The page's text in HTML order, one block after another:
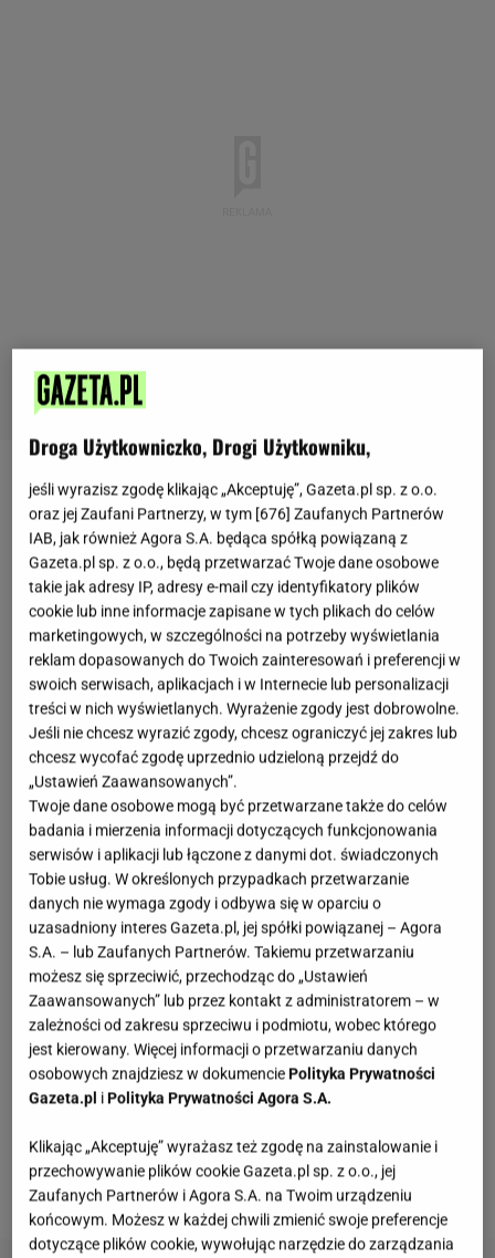
Zobacz wideo
Co to jest burrito?
Burrito to farsz zawinięty w placek tortilla. W
tradycyjnym przepisie jest dość skromne, bo zawiera
ryż, różne rodzaje fasoli i mięso. Dzięki swojej
popularności na całym świecie, przepis na burrito
zyskał wiele dodatkowych składników. Ta potrawa
oryginalnie pochodzi z Meksyku, ale jest również
bardzo popularna w regionie Teksasu. Historia
mówi, że to danie powstało w okresie rewolucji
meksykańskiej (w latach 1910 - 1921) w
miejscowości Bella Vista w stanie Chihuahua. Jako
twórcę burrito wymienia się niejakiego Juana
Mendeza. To ponoć on wpadł na pomysł, aby owijać
ciepłe jedzenie w pszenny placek. Początkowo
miało to zapewnić świeżość i wysoką temperaturę
jedzeniu, które stało się nadzieniem. Nazwa burrito
pochodzi od słowa burro (z hiszpańskiego "osiołek").
stoisko za pomocą swojego osła, w ten sposób
kojarzono jego danie na ulicach Bella Vista.
Droga Użytkowniczko, Drogi Użytkowniku,
jeśli wyrazisz zgodę klikając „Akceptuję”, Gazeta.pl sp. z o.o.
oraz jej Zaufani Partnerzy, w tym [676] Zaufanych Partnerów
IAB, jak również Agora S.A. będąca spółką powiązaną z
Gazeta.pl sp. z o.o., będą przetwarzać Twoje dane osobowe
takie jak adresy IP, adresy e-mail czy identyfikatory plików
cookie lub inne informacje zapisane w tych plikach do celów
marketingowych, w szczególności na potrzeby wyświetlania
reklam dopasowanych do Twoich zainteresowań i preferencji w
swoich serwisach, aplikacjach i w Internecie lub personalizacji
treści w nich wyświetlanych. Wyrażenie zgody jest dobrowolne.
Jeśli nie chcesz wyrazić zgody, chcesz ograniczyć jej zakres lub
chcesz wycofać zgodę uprzednio udzieloną przejdź do
„Ustawień Zaawansowanych”.
Twoje dane osobowe mogą być przetwarzane także do celów
badania i mierzenia informacji dotyczących funkcjonowania
serwisów i aplikacji lub łączone z danymi dot. świadczonych
Tobie usług. W określonych przypadkach przetwarzanie
danych nie wymaga zgody i odbywa się w oparciu o
uzasadniony interes Gazeta.pl, jej spółki powiązanej – Agora
S.A. – lub Zaufanych Partnerów. Takiemu przetwarzaniu
możesz się sprzeciwić, przechodząc do „Ustawień
Zaawansowanych” lub przez kontakt z administratorem – w
zależności od zakresu sprzeciwu i podmiotu, wobec którego
jest kierowany. Więcej informacji o przetwarzaniu danych
osobowych znajdziesz w dokumenciePolityka Prywatności
Gazeta.pl iPolityka Prywatności Agora S.A.
Klikając „Akceptuję” wyrażasz też zgodę na zainstalowanie i
przechowywanie plików cookie Gazeta.pl sp. z o.o., jej
Zaufanych Partnerów i Agora S.A. na Twoim urządzeniu
końcowym. Możesz w każdej chwili zmienić swoje preferencje
dotyczące plików cookie, wywołując narzędzie do zarządzania